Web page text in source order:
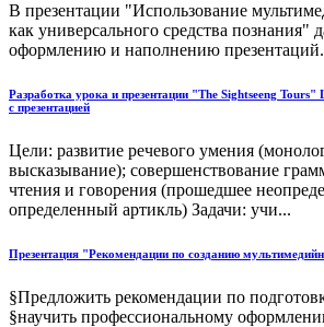
В презентации "Использование
как универсального средства познания"
оформлению и наполнению
Разработка урока и презентации "The Sightseeng
c презентацией
Цели: развитие речевого умения
высказывание); совершенствование
чтения и говорения (прошедшее
определенный артикль) Задачи: учи...
Презентация "Рекомендации по созданию
§Предложить рекомендации по
§научить профессиональному